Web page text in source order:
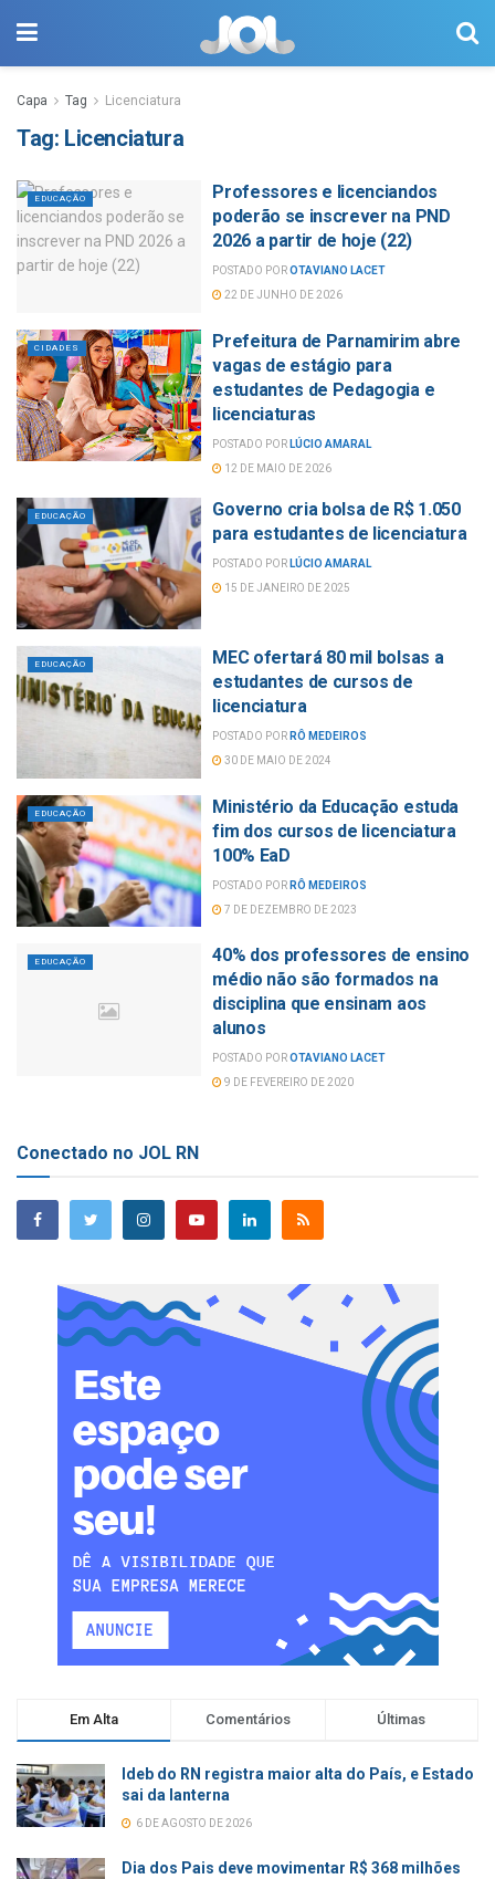
Capa Tag Licenciatura
Tag: Licenciatura
EDUCAÇÃO
Professores e licenciandos
poderão se inscrever na PND
2026 a partir de hoje (22)
POSTADO POROTAVIANO LACET
22 DE JUNHO DE 2026
CIDADES
Prefeitura de Parnamirim abre
vagas de estágio para
estudantes de Pedagogia e
licenciaturas
POSTADO POR LÚCIO AMARAL
12 DE MAIO DE 2026
EDUCAÇÃO
Governo cria bolsa de R$ 1.050
para estudantes de licenciatura
POSTADO POR LÚCIO AMARAL
15 DE JANEIRO DE 2025
EDUCAÇÃO
MEC ofertará 80 mil bolsas a
estudantes de cursos de
licenciatura
POSTADO POR RÔ MEDEIROS
30 DE MAIO DE 2024
EDUCAÇÃO
Ministério da Educação estuda
fim dos cursos de licenciatura
100% EaD
POSTADO POR RÔ MEDEIROS
7 DE DEZEMBRO DE 2023
EDUCAÇÃO
40% dos professores de ensino
médio não são formados na
disciplina que ensinam aos
alunos
POSTADO POROTAVIANO LACET
9 DE FEVEREIRO DE 2020
Conectado no JOL RN
Em Alta Comentários Últimas
Ideb do RN registra maior alta do País, e Estado
sai da lanterna
6 DE AGOSTO DE 2026
Dia dos Pais deve movimentar R$ 368 milhões